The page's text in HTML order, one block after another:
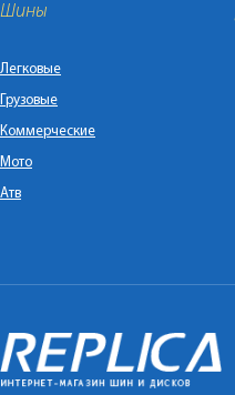
Шины
Легковые
Грузовые
Коммерческие
Мото
Атв